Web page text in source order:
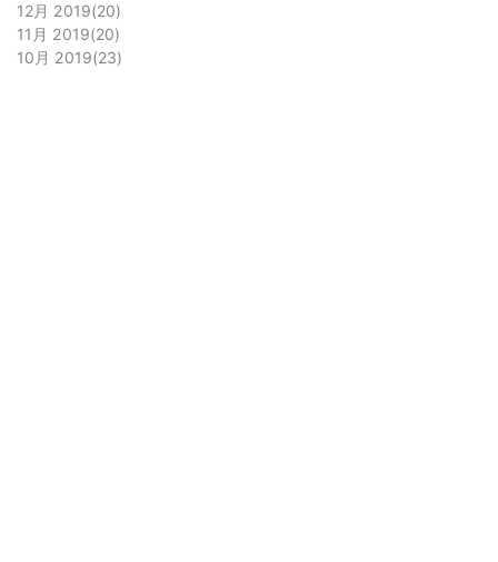
12月 2019 20
11月 2019 20
10月 2019 23